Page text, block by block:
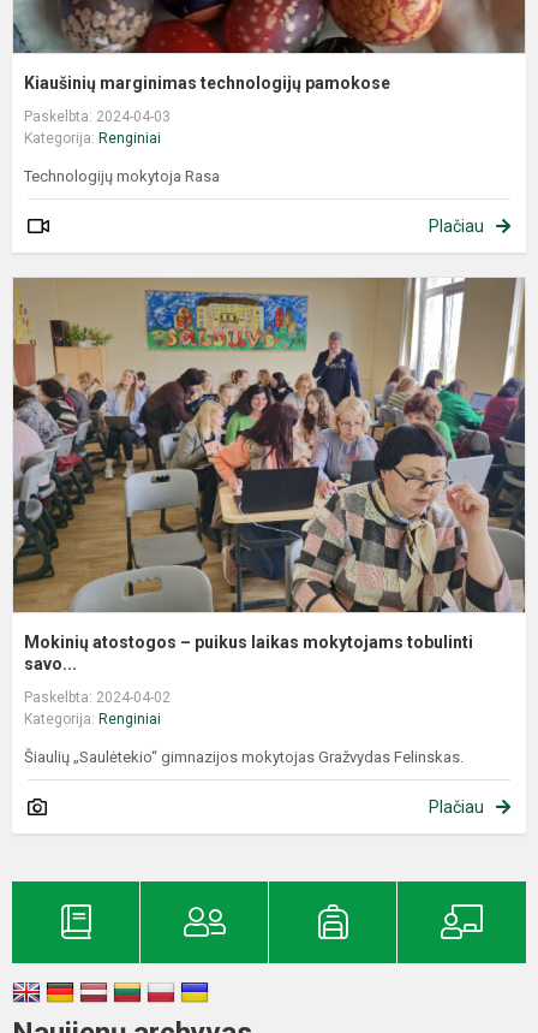
Kiaušinių marginimas technologijų pamokose
Paskelbta: 2024-04-03
Kategorija: Renginiai
Technologijų mokytoja Rasa
Plačiau
Mokinių atostogos – puikus laikas mokytojams tobulinti
savo...
Paskelbta: 2024-04-02
Kategorija: Renginiai
Šiaulių „Saulėtekio“ gimnazijos mokytojas Gražvydas Felinskas.
Plačiau